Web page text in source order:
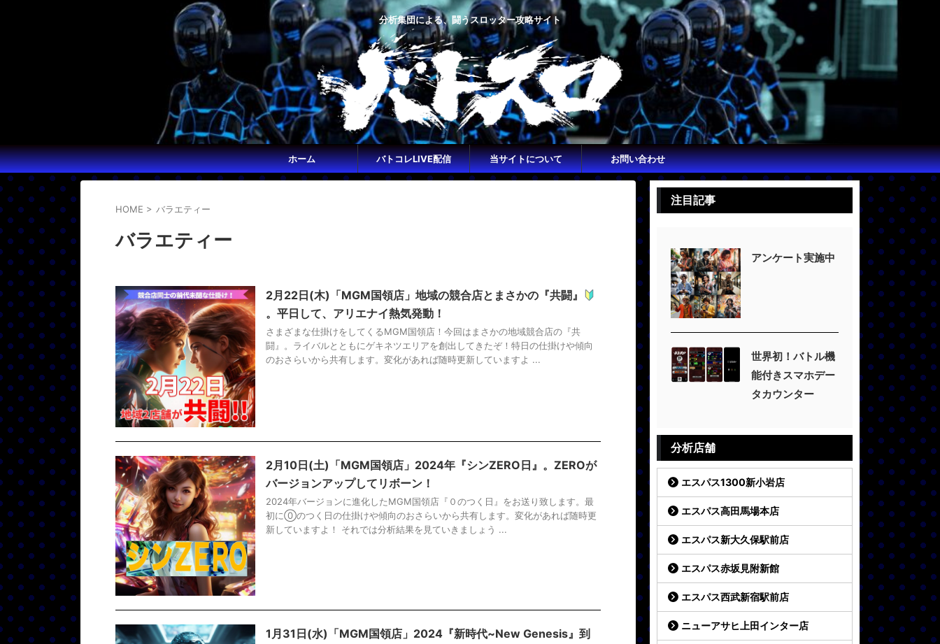
分析集団による、闘うスロッター攻略サイト
ホーム バトコレLIVE配信 当サイトについて お問い合わせ
HOME > バラエティー
バラエティー
2月22日(木)「MGM国領店」地域の競合店とまさかの『共闘』
。平日して、アリエナイ熱気発動！
さまざまな仕掛けをしてくるMGM国領店！今回はまさかの地域競合店の『共
闘』。ライバルとともにゲキネツエリアを創出してきたぞ！特日の仕掛けや傾向
のおさらいから共有します。変化があれば随時更新していますよ ...
2月10日(土)「MGM国領店」2024年『シンZERO日』。ZEROが
バージョンアップしてリボーン！
2024年バージョンに進化したMGM国領店『０のつく日』をお送り致します。最
初に⓪のつく日の仕掛けや傾向のおさらいから共有します。変化があれば随時更
新していますよ！ それでは分析結果を見ていきましょう ...
1月31日(水)「MGM国領店」2024『新時代~New Genesis』到
注目記事
アンケート実施中
世界初！バトル機
能付きスマホデー
タカウンター
分析店舗
エスパス1300新小岩店
エスパス高田馬場本店
エスパス新大久保駅前店
エスパス赤坂見附新館
エスパス西武新宿駅前店
ニューアサヒ上田インター店